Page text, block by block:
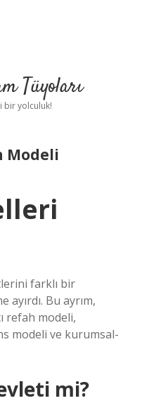
Tüyoları
bir yolculuk!
Modeli
farklı bir
Bu ayrım,
refah modeli,
modeli ve kurumsal-
mi?